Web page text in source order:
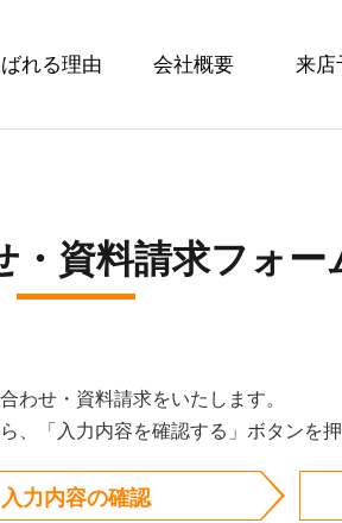
れる理由 会社概要 来店
・資料請求フォー
わせ・資料請求をいたします。
、「入力内容を確認する」ボタンを
入力内容の確認